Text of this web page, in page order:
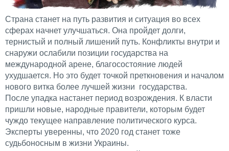
Страна станет на путь развития и ситуация во всех
сферах начнет улучшаться. Она пройдет долги,
тернистый и полный лишений путь. Конфликты внутри и
снаружи ослабили позиции государства на
международной арене, благосостояние людей
ухудшается. Но это будет точкой преткновения и началом
нового витка более лучшей жизни государства.
После упадка настанет период возрождения. К власти
пришли новые, народные правители, которым будет
чуждо текущее направление политического курса.
Эксперты уверенны, что 2020 год станет тоже
судьбоносным в жизни Украины.